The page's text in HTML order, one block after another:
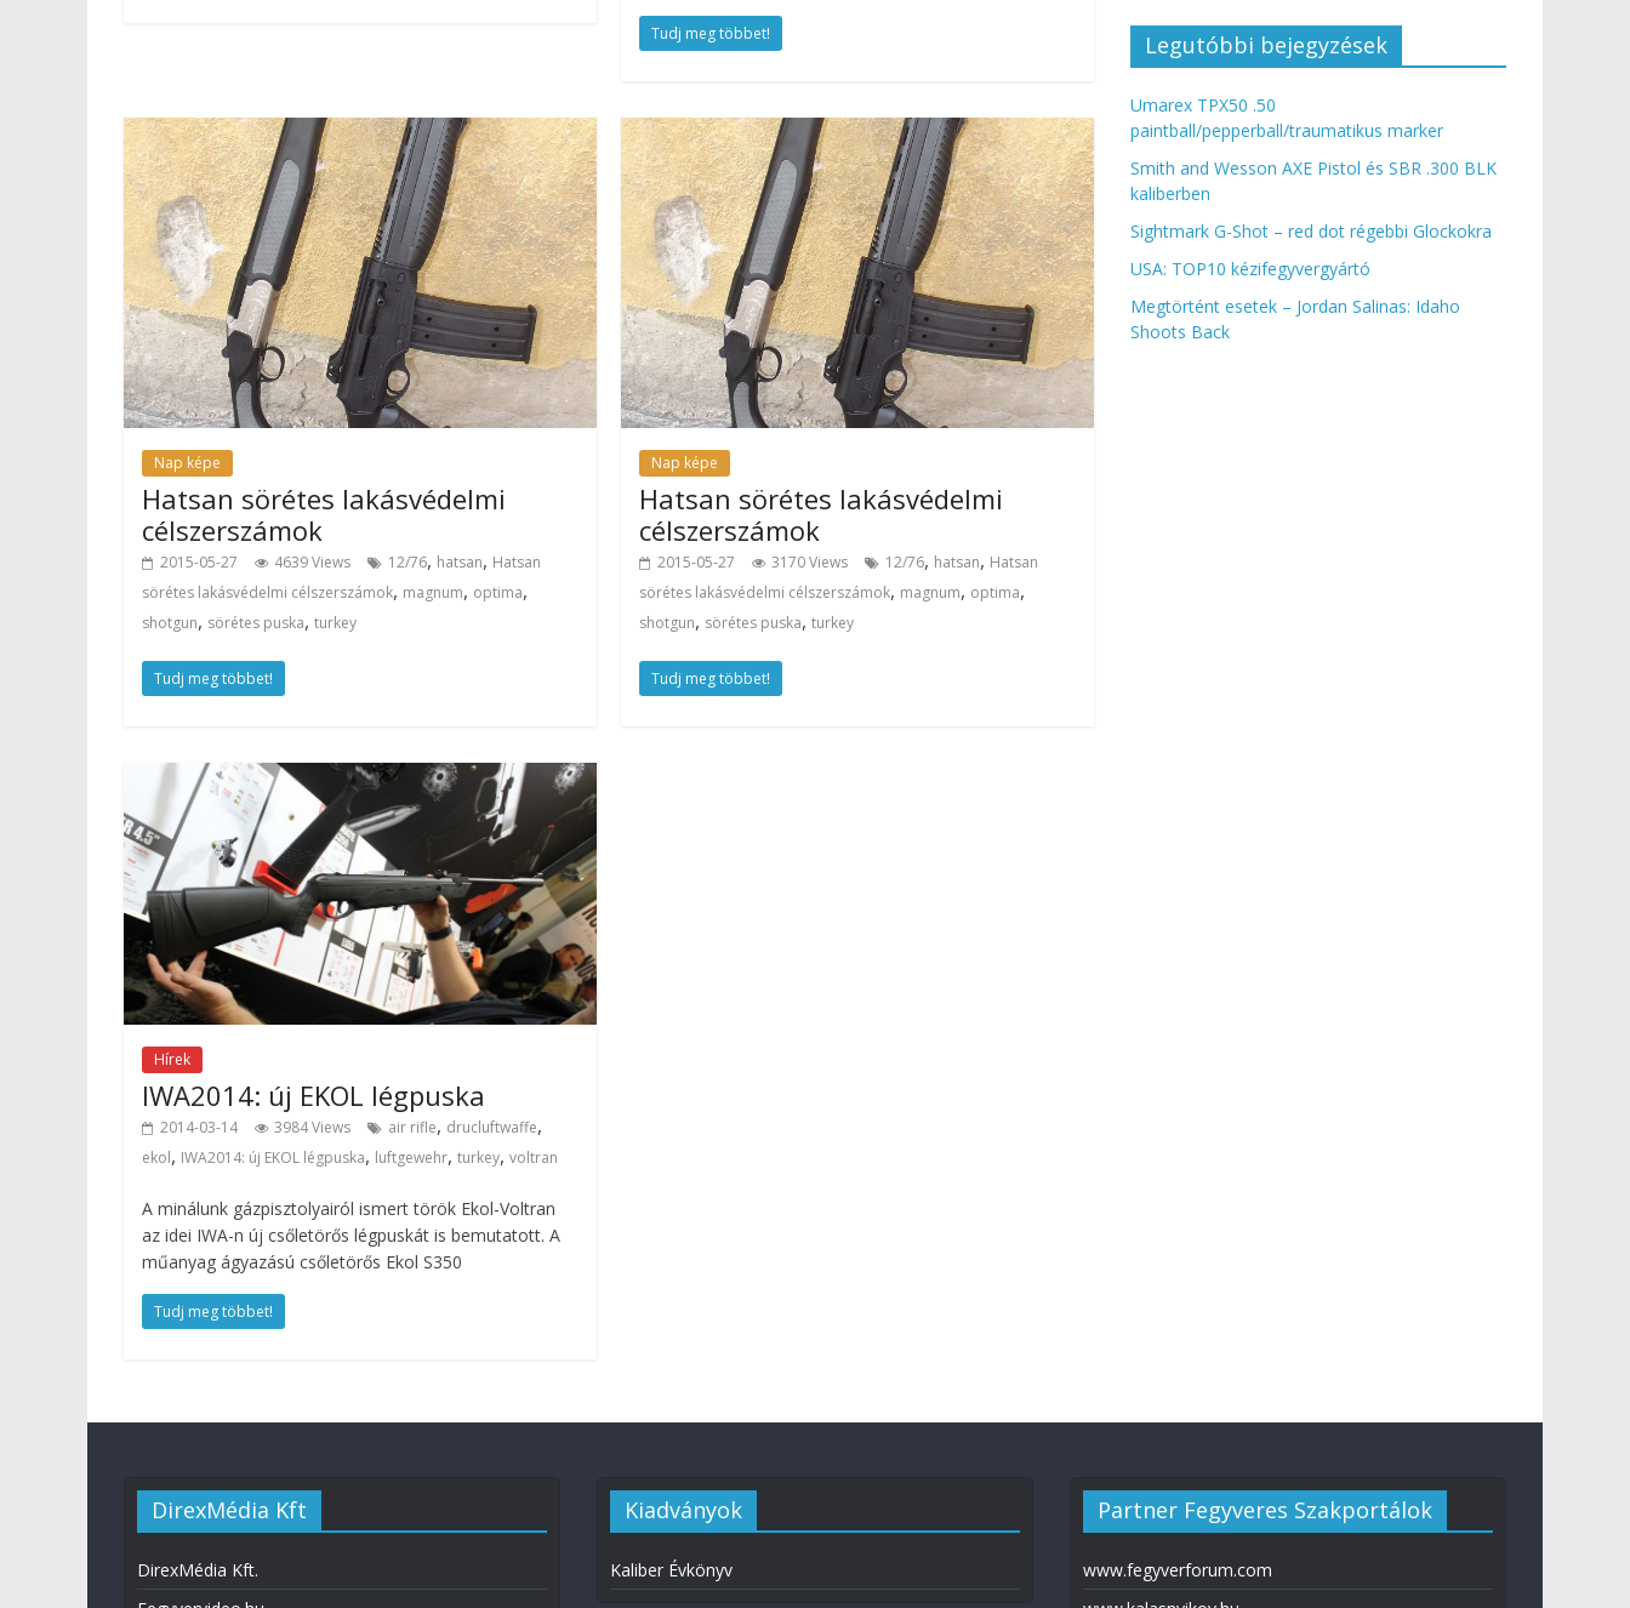
Tudj meg többet!
Nap képe
Hatsan sörétes lakásvédelmi
célszerszámok
2015-05-27 4639 Views 12/76, hatsan, Hatsan
sörétes lakásvédelmi célszerszámok, magnum, optima,
shotgun, sörétes puska, turkey
Tudj meg többet!
Nap képe
Hatsan sörétes lakásvédelmi
célszerszámok
2015-05-27 3170 Views 12/76, hatsan, Hatsan
sörétes lakásvédelmi célszerszámok, magnum, optima,
shotgun, sörétes puska,turkey
Tudj meg többet!
Hírek
IWA2014: új EKOL légpuska
2014-03-14 3984 Views air rifle, drucluftwaffe,
ekol, IWA2014: új EKOL légpuska, luftgewehr, turkey, voltran
A minálunk gázpisztolyairól ismert török Ekol-Voltran
az idei IWA-n új csőletörős légpuskát is bemutatott. A
műanyag ágyazású csőletörős Ekol S350
Tudj meg többet!
Legutóbbi bejegyzések
Umarex TPX50 .50
paintball/pepperball/traumatikus marker
Smith and Wesson AXE Pistol és SBR .300 BLK
kaliberben
Sightmark G-Shot – red dot régebbi Glockokra
USA: TOP10 kézifegyvergyártó
Megtörtént esetek – Jordan Salinas: Idaho
Shoots Back
DirexMédia Kft
DirexMédia Kft.
Kiadványok
Kaliber Évkönyv
Partner Fegyveres Szakportálok
www.fegyverforum.com